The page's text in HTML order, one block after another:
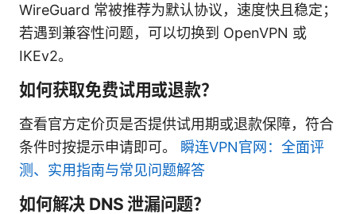
WireGuard 常被推荐为默认协议，速度快且稳定；
若遇到兼容性问题，可以切换到 OpenVPN 或
IKEv2。
如何获取免费试用或退款？
查看官方定价页是否提供试用期或退款保障，符合
条件时按提示申请即可。 瞬连VPN官网：全面评
测、实用指南与常见问题解答
如何解决 DNS 泄漏问题？